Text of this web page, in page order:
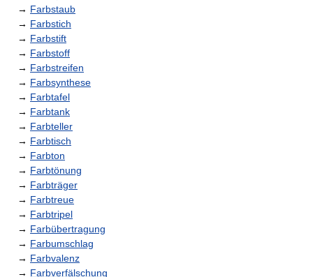
→ Farbstaub
→ Farbstich
→ Farbstift
→ Farbstoff
→ Farbstreifen
→ Farbsynthese
→ Farbtafel
→ Farbtank
→ Farbteller
→ Farbtisch
→ Farbton
→ Farbtönung
→ Farbträger
→ Farbtreue
→ Farbtripel
→ Farbübertragung
→ Farbumschlag
→ Farbvalenz
→ Farbverfälschung